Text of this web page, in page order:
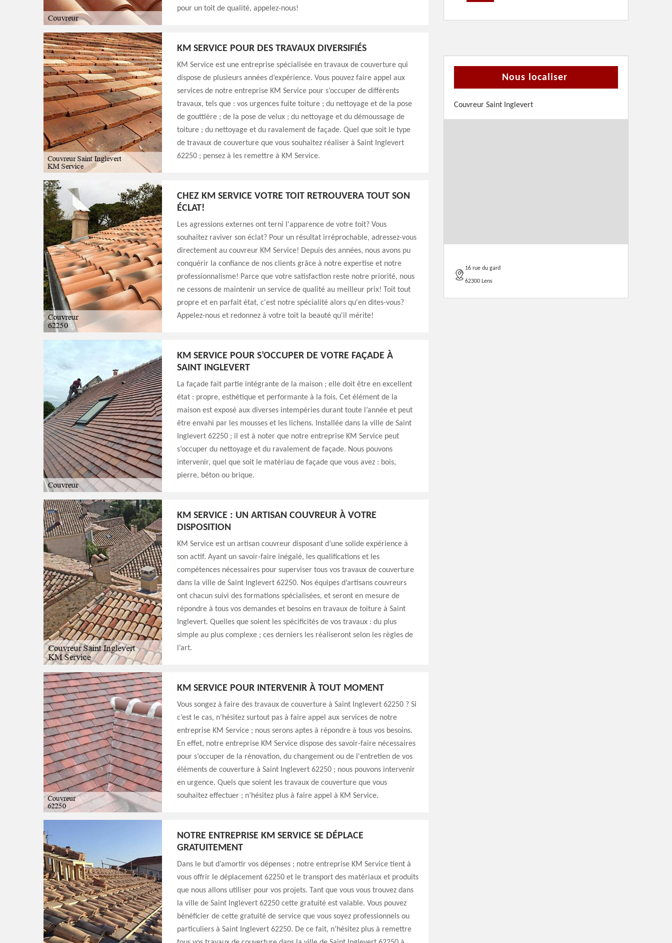
pour un toit de qualité, appelez-nous!
KM SERVICE POUR DES TRAVAUX DIVERSIFIÉS
KM Service est une entreprise spécialisée en travaux de couverture qui
dispose de plusieurs années d’expérience. Vous pouvez faire appel aux
services de notre entreprise KM Service pour s’occuper de différents
travaux, tels que : vos urgences fuite toiture ; du nettoyage et de la pose
de gouttière ; de la pose de velux ; du nettoyage et du démoussage de
toiture ; du nettoyage et du ravalement de façade. Quel que soit le type
de travaux de couverture que vous souhaitez réaliser à Saint Inglevert
62250 ; pensez à les remettre à KM Service.
CHEZ KM SERVICE VOTRE TOIT RETROUVERA TOUT SON
ÉCLAT!
Les agressions externes ont terni l'apparence de votre toit? Vous
souhaitez raviver son éclat? Pour un résultat irréprochable, adressez-vous
directement au couvreur KM Service! Depuis des années, nous avons pu
conquérir la confiance de nos clients grâce à notre expertise et notre
professionnalisme! Parce que votre satisfaction reste notre priorité, nous
ne cessons de maintenir un service de qualité au meilleur prix! Toit tout
propre et en parfait état, c'est notre spécialité alors qu'en dites-vous?
Appelez-nous et redonnez à votre toit la beauté qu'il mérite!
KM SERVICE POUR S’OCCUPER DE VOTRE FAÇADE À
SAINT INGLEVERT
La façade fait partie intégrante de la maison ; elle doit être en excellent
état : propre, esthétique et performante à la fois. Cet élément de la
maison est exposé aux diverses intempéries durant toute l’année et peut
être envahi par les mousses et les lichens. Installée dans la ville de Saint
Inglevert 62250 ; il est à noter que notre entreprise KM Service peut
s’occuper du nettoyage et du ravalement de façade. Nous pouvons
intervenir, quel que soit le matériau de façade que vous avez : bois,
pierre, béton ou brique.
KM SERVICE : UN ARTISAN COUVREUR À VOTRE
DISPOSITION
KM Service est un artisan couvreur disposant d’une solide expérience à
son actif. Ayant un savoir-faire inégalé, les qualifications et les
compétences nécessaires pour superviser tous vos travaux de couverture
dans la ville de Saint Inglevert 62250. Nos équipes d’artisans couvreurs
ont chacun suivi des formations spécialisées, et seront en mesure de
répondre à tous vos demandes et besoins en travaux de toiture à Saint
Inglevert. Quelles que soient les spécificités de vos travaux : du plus
simple au plus complexe ; ces derniers les réaliseront selon les règles de
l’art.
KM SERVICE POUR INTERVENIR À TOUT MOMENT
Vous songez à faire des travaux de couverture à Saint Inglevert 62250 ? Si
c’est le cas, n’hésitez surtout pas à faire appel aux services de notre
entreprise KM Service ; nous serons aptes à répondre à tous vos besoins.
En effet, notre entreprise KM Service dispose des savoir-faire nécessaires
pour s’occuper de la rénovation, du changement ou de l'entretien de vos
éléments de couverture à Saint Inglevert 62250 ; nous pouvons intervenir
en urgence. Quels que soient les travaux de couverture que vous
souhaitez effectuer ; n’hésitez plus à faire appel à KM Service.
NOTRE ENTREPRISE KM SERVICE SE DÉPLACE
GRATUITEMENT
Dans le but d’amortir vos dépenses ; notre entreprise KM Service tient à
vous offrir le déplacement 62250 et le transport des matériaux et produits
que nous allons utiliser pour vos projets. Tant que vous vous trouvez dans
la ville de Saint Inglevert 62250 cette gratuité est valable. Vous pouvez
bénéficier de cette gratuité de service que vous soyez professionnels ou
particuliers à Saint Inglevert 62250. De ce fait, n’hésitez plus à remettre
Nous localiser
Couvreur Saint Inglevert
16 rue du gard
62300 Lens